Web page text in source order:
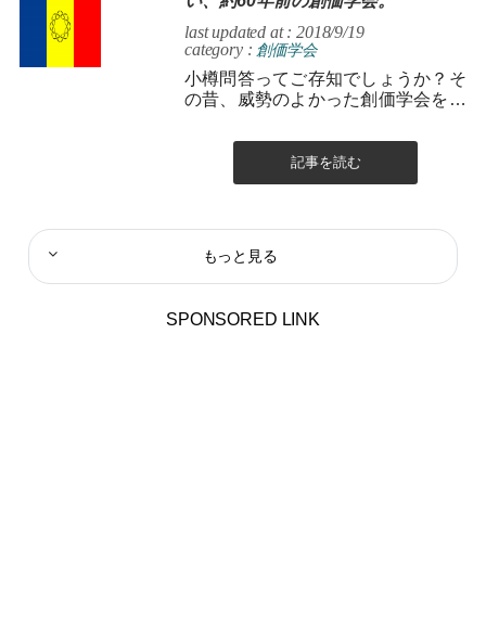
last updated at : 2018/9/19
category : 創価学会
小樽問答ってご存知でしょうか？そ
の昔、威勢のよかった創価学会を象
記事を読む
もっと見る
SPONSORED LINK